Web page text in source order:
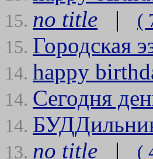
15. no title | (
15. Городская
14. happy
14. Сегодня
14.
13. no title | (